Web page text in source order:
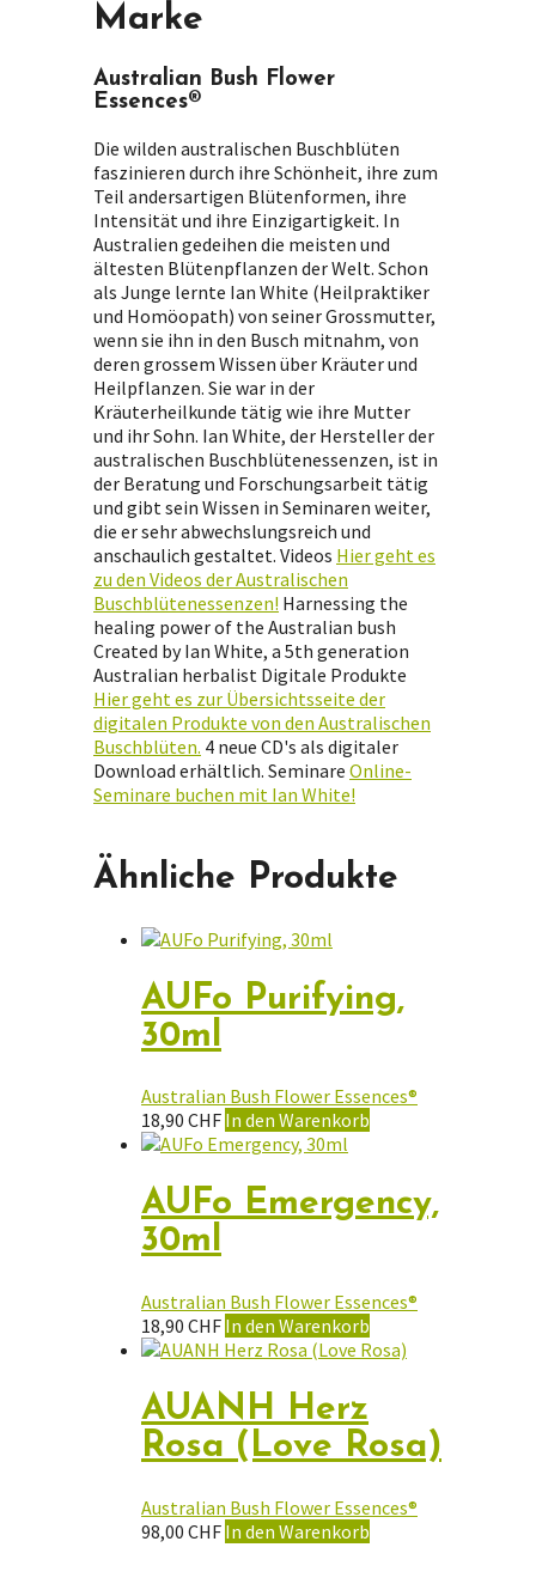
Marke
Australian Bush Flower
Essences®
Die wilden australischen Buschblüten
faszinieren durch ihre Schönheit, ihre zum
Teil andersartigen Blütenformen, ihre
Intensität und ihre Einzigartigkeit. In
Australien gedeihen die meisten und
ältesten Blütenpflanzen der Welt. Schon
als Junge lernte Ian White (Heilpraktiker
und Homöopath) von seiner Grossmutter,
wenn sie ihn in den Busch mitnahm, von
deren grossem Wissen über Kräuter und
Heilpflanzen. Sie war in der
Kräuterheilkunde tätig wie ihre Mutter
und ihr Sohn. Ian White, der Hersteller der
australischen Buschblütenessenzen, ist in
der Beratung und Forschungsarbeit tätig
und gibt sein Wissen in Seminaren weiter,
die er sehr abwechslungsreich und
anschaulich gestaltet. Videos Hier geht es
zu den Videos der Australischen
Buschblütenessenzen! Harnessing the
healing power of the Australian bush
Created by Ian White, a 5th generation
Australian herbalist Digitale Produkte
Hier geht es zur Übersichtsseite der
digitalen Produkte von den Australischen
Buschblüten. 4 neue CD's als digitaler
Download erhältlich. Seminare Online-
Seminare buchen mit Ian White!
Ähnliche Produkte
AUFo Purifying,
30ml
Australian Bush Flower Essences®
18,90 CHF In den Warenkorb
AUFo Emergency,
30ml
Australian Bush Flower Essences®
18,90 CHF In den Warenkorb
AUANH Herz
Rosa (Love Rosa)
Australian Bush Flower Essences®
98,00 CHF In den Warenkorb